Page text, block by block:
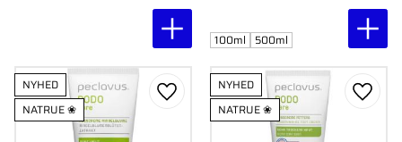
diabetisk hud.
100ml 500ml
NYHED
NATRUE ❀
Gem som favorit
NYHED
NATRUE ❀
Gem